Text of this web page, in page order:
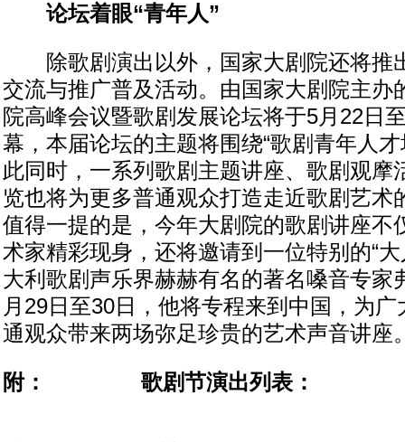
论坛着眼“青年人”
除歌剧演出以外，国家大剧院还将推
交流与推广普及活动。由国家大剧院主办
院高峰会议暨歌剧发展论坛将于5月22日
幕，本届论坛的主题将围绕“歌剧青年人
此同时，一系列歌剧主题讲座、歌剧观摩
览也将为更多普通观众打造走近歌剧艺术
值得一提的是，今年大剧院的歌剧讲座不
术家精彩现身，还将邀请到一位特别的“
大利歌剧声乐界赫赫有名的著名嗓音专家
月29日至30日，他将专程来到中国，为
通观众带来两场弥足珍贵的艺术声音讲座
附： 歌剧节演出列表：